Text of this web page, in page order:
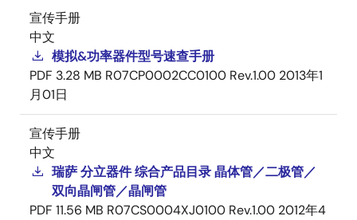
宣传手册
中文
模拟&功率器件型号速查手册
PDF 3.28 MB R07CP0002CC0100 Rev.1.00 2013年1
月01日
宣传手册
中文
瑞萨 分立器件 综合产品目录 晶体管／二极管／
双向晶闸管／晶闸管
PDF 11.56 MB R07CS0004XJ0100 Rev.1.00 2012年4